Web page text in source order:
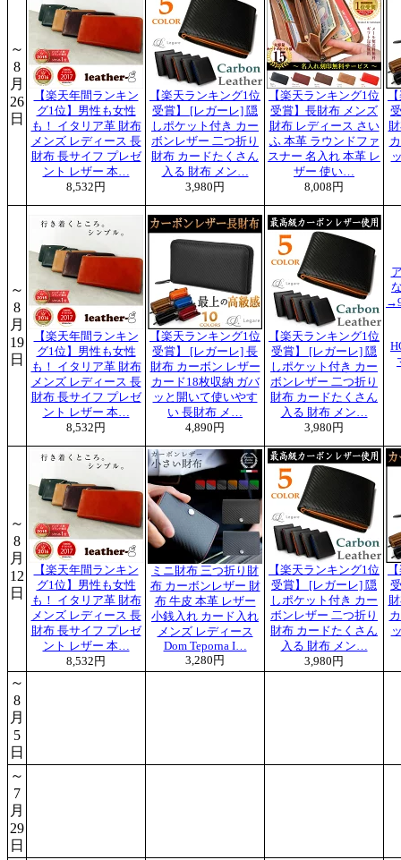
～
8
月
26
日
【楽天年間ランキン
グ1位】男性も女性
も！ イタリア革 財布
メンズ レディース 長
財布 長サイフ プレゼ
ント レザー 本…
8,532円
【楽天ランキング1位
受賞】 [レガーレ] 隠
しポケット付き カー
ボンレザー 二つ折り
財布 カードたくさん
入る 財布 メン…
3,980円
【楽天ランキング1位
受賞】長財布 メンズ
財布 レディース さい
ふ 本革 ラウンドファ
スナー 名入れ 本革 レ
ザー 使い…
8,008円
～
8
月
19
日
【楽天年間ランキン
グ1位】男性も女性
も！ イタリア革 財布
メンズ レディース 長
財布 長サイフ プレゼ
ント レザー 本…
8,532円
【楽天ランキング1位
受賞】 [レガーレ] 長
財布 カーボン レザー
カード18枚収納 ガバ
ッと開いて使いやす
い 長財布 メ…
4,890円
【楽天ランキング1位
受賞】 [レガーレ] 隠
しポケット付き カー
ボンレザー 二つ折り
財布 カードたくさん
入る 財布 メン…
3,980円
～
8
月
12
日
【楽天年間ランキン
グ1位】男性も女性
も！ イタリア革 財布
メンズ レディース 長
財布 長サイフ プレゼ
ント レザー 本…
8,532円
ミニ財布 三つ折り財
布 カーボンレザー 財
布 牛皮 本革 レザー
小銭入れ カード入れ
メンズ レディース
Dom Teporna I…
3,280円
【楽天ランキング1位
受賞】 [レガーレ] 隠
しポケット付き カー
ボンレザー 二つ折り
財布 カードたくさん
入る 財布 メン…
3,980円
～
8
月
5
日
～
7
月
29
日